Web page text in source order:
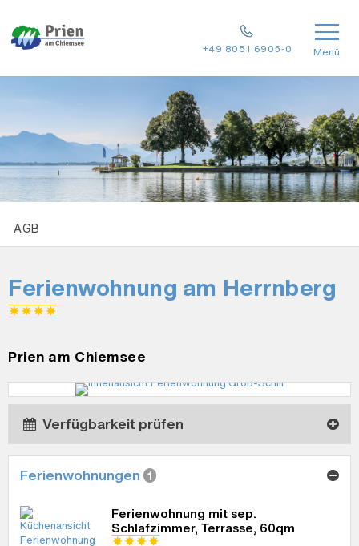
+49 8051 6905-0 Menü
AGB
Ferienwohnung am Herrnberg
Prien am Chiemsee
Verfügbarkeit prüfen
Ferienwohnungen 1
Ferienwohnung mit sep.
Schlafzimmer, Terrasse, 60qm